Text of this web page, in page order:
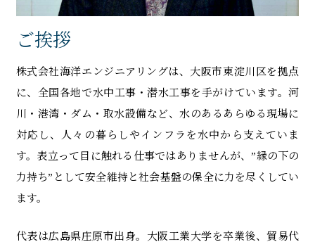
ご挨拶
株式会社海洋エンジニアリングは、大阪市東淀川区を拠点
に、全国各地で水中工事・潜水工事を手がけています。河
川・港湾・ダム・取水設備など、水のあるあらゆる現場に
対応し、人々の暮らしやインフラを水中から支えていま
す。表立って目に触れる仕事ではありませんが、”縁の下の
力持ち”として安全維持と社会基盤の保全に力を尽くしてい
ます。
代表は広島県庄原市出身。大阪工業大学を卒業後、貿易代